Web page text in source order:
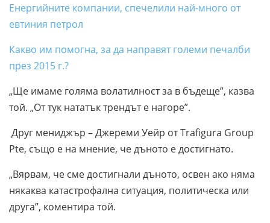
Енергийните компании, спечелили най-много от
евтиния петрол
Какво им помогна, за да направят големи печалби
през 2015 г.?
„Ще имаме голяма волатилност за в бъдеще”, казва
той. „От тук нататък трендът е нагоре”.
Друг мениджър – Джереми Уейр от Trafigura Group
Pte, също е на мнение, че дъното е достигнато.
„Вярвам, че сме достигнали дъното, освен ако няма
някаква катастрофална ситуация, политическа или
друга”, коментира той.